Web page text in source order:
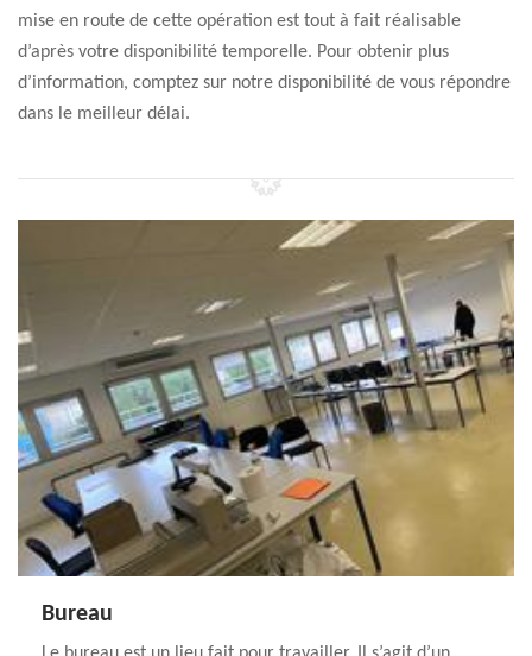
mise en route de cette opération est tout à fait réalisable
d’après votre disponibilité temporelle. Pour obtenir plus
d’information, comptez sur notre disponibilité de vous répondre
dans le meilleur délai.
Bureau